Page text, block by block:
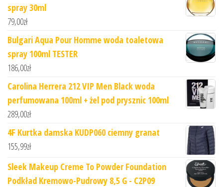
spray 30ml
79,00zł
Bulgari Aqua Pour Homme woda toaletowa
spray 100ml TESTER
186,00zł
Carolina Herrera 212 VIP Men Black woda
perfumowana 100ml + żel pod prysznic 100ml
289,00zł
4F Kurtka damska KUDP060 ciemny granat
155,99zł
Sleek Makeup Creme To Powder Foundation
Podkład Kremowo-Pudrowy 8,5 G - C2P09